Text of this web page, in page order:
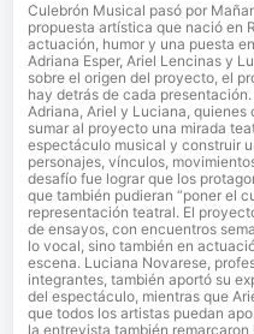
Culebrón Musical pasó por
propuesta artística que nació en
actuación, humor y una puesta
Adriana Esper, Ariel Lencinas y
sobre el origen del proyecto, el
hay detrás de cada
Adriana, Ariel y Luciana,
sumar al proyecto una mirada
espectáculo musical y construir
personajes, vínculos,
desafío fue lograr que los
que también pudieran “poner el
representación teatral. El
de ensayos, con encuentros
lo vocal, sino también en
escena. Luciana Novarese,
integrantes, también aportó su
del espectáculo, mientras que
que todos los artistas puedan
la entrevista también